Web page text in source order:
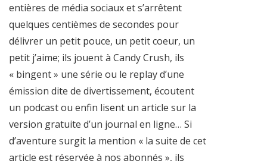
entières de média sociaux et s’arrêtent
quelques centièmes de secondes pour
délivrer un petit pouce, un petit coeur, un
petit j’aime; ils jouent à Candy Crush, ils
« bingent » une série ou le replay d’une
émission dite de divertissement, écoutent
un podcast ou enfin lisent un article sur la
version gratuite d’un journal en ligne… Si
d’aventure surgit la mention « la suite de cet
article est réservée à nos abonnés », ils